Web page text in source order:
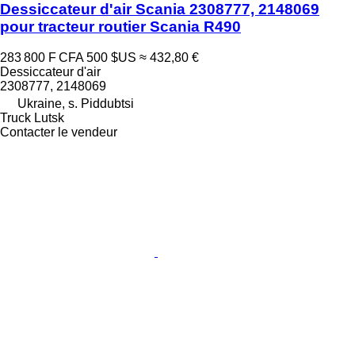
Dessiccateur d'air Scania 2308777, 2148069
pour tracteur routier Scania R490
283 800 F CFA 500 $US ≈ 432,80 €
Dessiccateur d'air
2308777, 2148069
Ukraine, s. Piddubtsi
Truck Lutsk
Contacter le vendeur